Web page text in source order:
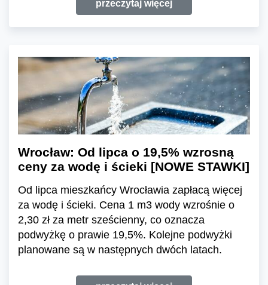
przeczytaj więcej
Wrocław: Od lipca o 19,5% wzrosną
ceny za wodę i ścieki [NOWE STAWKI]
Od lipca mieszkańcy Wrocławia zapłacą więcej
za wodę i ścieki. Cena 1 m3 wody wzrośnie o
2,30 zł za metr sześcienny, co oznacza
podwyżkę o prawie 19,5%. Kolejne podwyżki
planowane są w następnych dwóch latach.